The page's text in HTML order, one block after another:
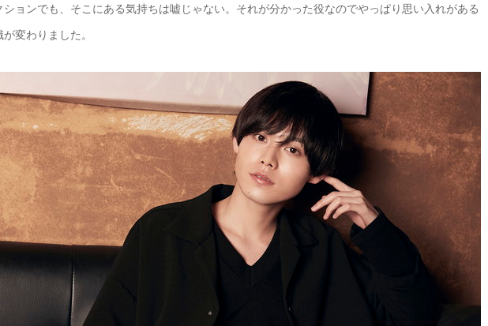
ョンでも、そこにある気持ちは嘘じゃない。それが分かった役なのでやっぱり思い入れがある
変わりました。